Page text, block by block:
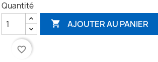
Quantité
 AJOUTER AU PANIER
favorite_border